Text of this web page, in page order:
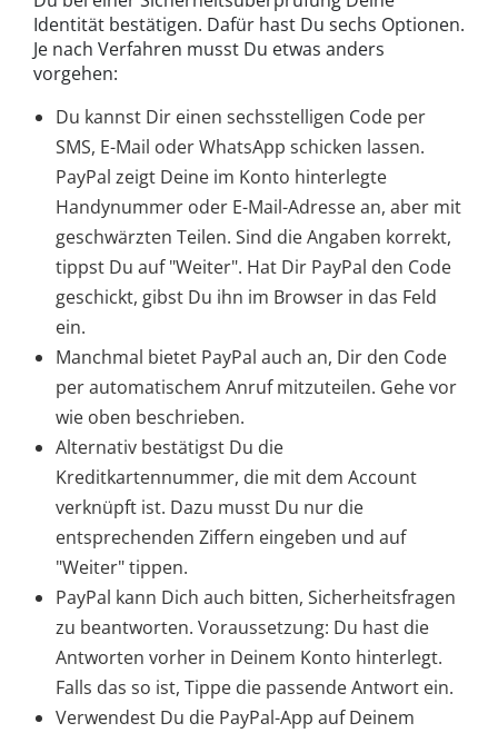
Identität bestätigen. Dafür hast Du sechs Optionen.
Je nach Verfahren musst Du etwas anders
vorgehen:
Du kannst Dir einen sechsstelligen Code per
SMS, E-Mail oder WhatsApp schicken lassen.
PayPal zeigt Deine im Konto hinterlegte
Handynummer oder E-Mail-Adresse an, aber mit
geschwärzten Teilen. Sind die Angaben korrekt,
tippst Du auf "Weiter". Hat Dir PayPal den Code
geschickt, gibst Du ihn im Browser in das Feld
ein.
Manchmal bietet PayPal auch an, Dir den Code
per automatischem Anruf mitzuteilen. Gehe vor
wie oben beschrieben.
Alternativ bestätigst Du die
Kreditkartennummer, die mit dem Account
verknüpft ist. Dazu musst Du nur die
entsprechenden Ziffern eingeben und auf
"Weiter" tippen.
PayPal kann Dich auch bitten, Sicherheitsfragen
zu beantworten. Voraussetzung: Du hast die
Antworten vorher in Deinem Konto hinterlegt.
Falls das so ist, Tippe die passende Antwort ein.
Verwendest Du die PayPal-App auf Deinem